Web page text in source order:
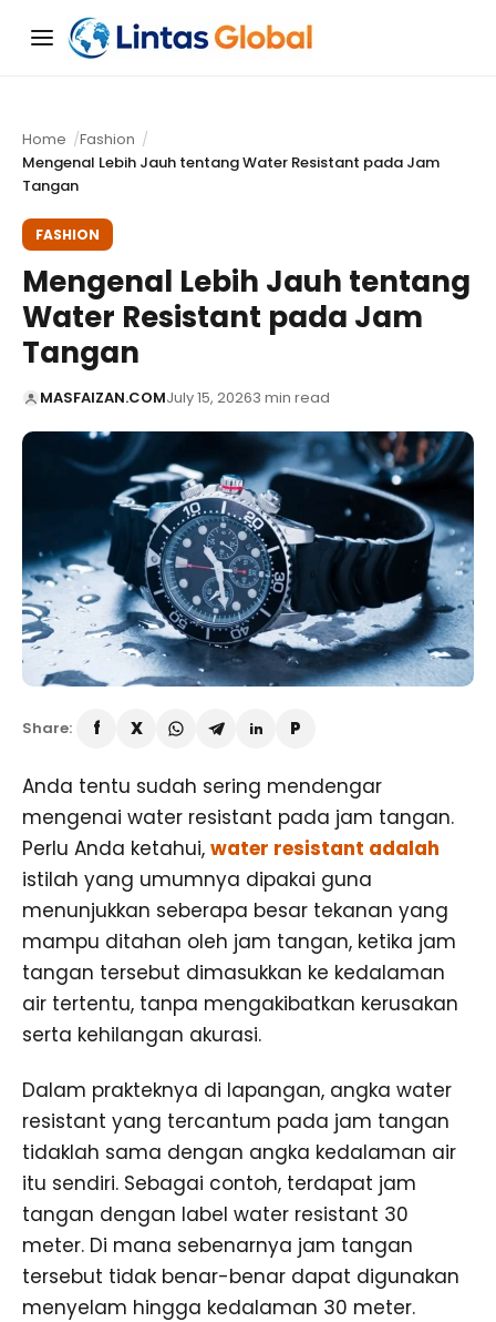
Menu
Home
Fashion
Mengenal Lebih Jauh tentang Water Resistant pada Jam
Tangan
FASHION
Mengenal Lebih Jauh tentang
Water Resistant pada Jam
Tangan
MASFAIZAN.COMJuly 15, 20263 min read
Share:
Anda tentu sudah sering mendengar
mengenai water resistant pada jam tangan.
Perlu Anda ketahui, water resistant adalah
istilah yang umumnya dipakai guna
menunjukkan seberapa besar tekanan yang
mampu ditahan oleh jam tangan, ketika jam
tangan tersebut dimasukkan ke kedalaman
air tertentu, tanpa mengakibatkan kerusakan
serta kehilangan akurasi.
Dalam prakteknya di lapangan, angka water
resistant yang tercantum pada jam tangan
tidaklah sama dengan angka kedalaman air
itu sendiri. Sebagai contoh, terdapat jam
tangan dengan label water resistant 30
meter. Di mana sebenarnya jam tangan
tersebut tidak benar-benar dapat digunakan
menyelam hingga kedalaman 30 meter.